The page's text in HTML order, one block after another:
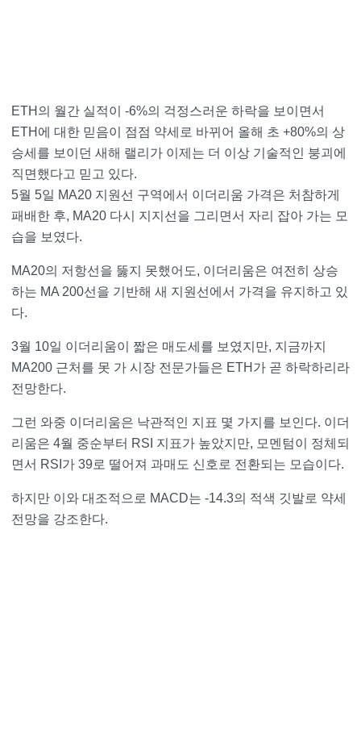
ETH의 월간 실적이 -6%의 걱정스러운 하락을 보이면서
ETH에 대한 믿음이 점점 약세로 바뀌어 올해 초 +80%의 상
승세를 보이던 새해 랠리가 이제는 더 이상 기술적인 붕괴에
직면했다고 믿고 있다.
5월 5일 MA20 지원선 구역에서 이더리움 가격은 처참하게
패배한 후, MA20 다시 지지선을 그리면서 자리 잡아 가는 모
습을 보였다.
MA20의 저항선을 뚫지 못했어도, 이더리움은 여전히 상승
하는 MA 200선을 기반해 새 지원선에서 가격을 유지하고 있
다.
3월 10일 이더리움이 짧은 매도세를 보였지만, 지금까지
MA200 근처를 못 가 시장 전문가들은 ETH가 곧 하락하리라
전망한다.
그런 와중 이더리움은 낙관적인 지표 몇 가지를 보인다. 이더
리움은 4월 중순부터 RSI 지표가 높았지만, 모멘텀이 정체되
면서 RSI가 39로 떨어져 과매도 신호로 전환되는 모습이다.
하지만 이와 대조적으로 MACD는 -14.3의 적색 깃발로 약세
전망을 강조한다.